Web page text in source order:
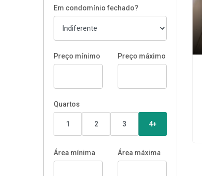
Em condomínio fechado?
Preço mínimo Preço máximo
Quartos
1 2 3 4+
Área mínima Área máxima